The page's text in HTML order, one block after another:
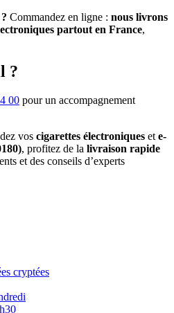
Commandez en ligne : nous livrons
partout en France,
?
00 pour un accompagnement
vos cigarettes électroniques ete-
, profitez de la livraison rapide
et des conseils d’experts
cryptées